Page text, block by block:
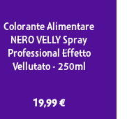
Colorante Alimentare
NERO VELLY Spray
Professional Effetto
Vellutato - 250ml
19,99 €